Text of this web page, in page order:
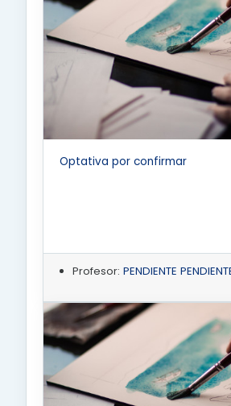
Optativa por confirmar
Profesor: PENDIENTE